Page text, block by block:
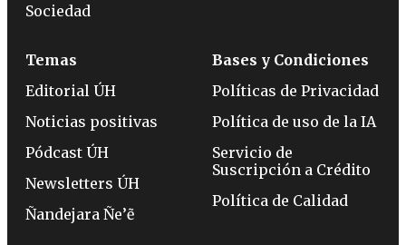
Sociedad
Temas
Editorial ÚH
Noticias positivas
Pódcast ÚH
Newsletters ÚH
Ñandejara Ñe’ẽ
Bases y Condiciones
Políticas de Privacidad
Política de uso de la IA
Servicio de
Suscripción a Crédito
Política de Calidad